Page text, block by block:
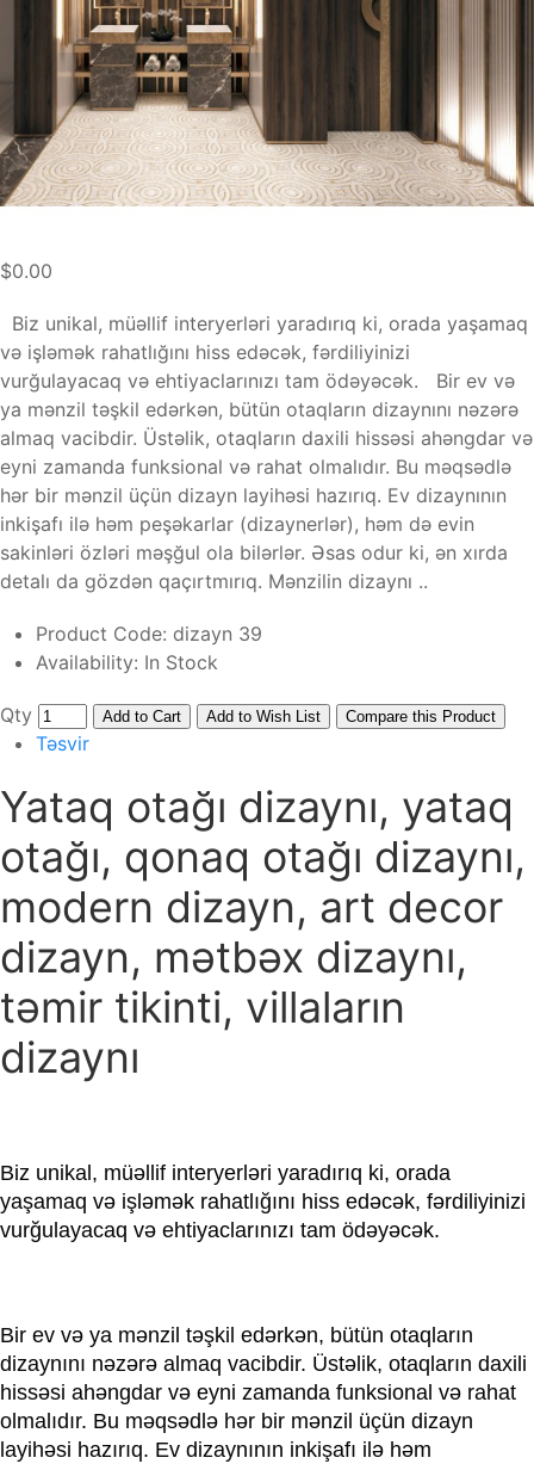
$0.00
Biz unikal, müəllif interyerləri yaradırıq ki, orada yaşamaq
və işləmək rahatlığını hiss edəcək, fərdiliyinizi
vurğulayacaq və ehtiyaclarınızı tam ödəyəcək. Bir ev və
ya mənzil təşkil edərkən, bütün otaqların dizaynını nəzərə
almaq vacibdir. Üstəlik, otaqların daxili hissəsi ahəngdar və
eyni zamanda funksional və rahat olmalıdır. Bu məqsədlə
hər bir mənzil üçün dizayn layihəsi hazırıq. Ev dizaynının
inkişafı ilə həm peşəkarlar (dizaynerlər), həm də evin
sakinləri özləri məşğul ola bilərlər. Əsas odur ki, ən xırda
detalı da gözdən qaçırtmırıq. Mənzilin dizaynı ..
Product Code: dizayn 39
Availability: In Stock
Qty Add to Cart Add to Wish List Compare this Product
Təsvir
Yataq otağı dizaynı, yataq
otağı, qonaq otağı dizaynı,
modern dizayn, art decor
dizayn, mətbəx dizaynı,
təmir tikinti, villaların
dizaynı
Biz unikal, müəllif interyerləri yaradırıq ki, orada
yaşamaq və işləmək rahatlığını hiss edəcək, fərdiliyinizi
vurğulayacaq və ehtiyaclarınızı tam ödəyəcək.
Bir ev və ya mənzil təşkil edərkən, bütün otaqların
dizaynını nəzərə almaq vacibdir. Üstəlik, otaqların daxili
hissəsi ahəngdar və eyni zamanda funksional və rahat
olmalıdır. Bu məqsədlə hər bir mənzil üçün dizayn
layihəsi hazırıq. Ev dizaynının inkişafı ilə həm